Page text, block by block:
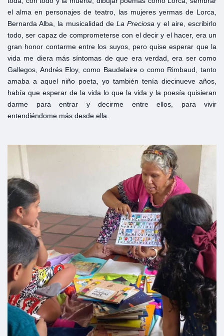
el alma en personajes de teatro, las mujeres yermas de Lorca,
Bernarda Alba, la musicalidad de La Preciosa y el aire, escribirlo
todo, ser capaz de comprometerse con el decir y el hacer, era un
gran honor contarme entre los suyos, pero quise esperar que la
vida me diera más síntomas de que era verdad, era ser como
Gallegos, Andrés Eloy, como Baudelaire o como Rimbaud, tanto
amaba a aquel niño poeta, yo también tenía diecinueve años,
había que esperar de la vida lo que la vida y la poesía quisieran
darme para entrar y decirme entre ellos, para vivir
entendiéndome más desde ella.